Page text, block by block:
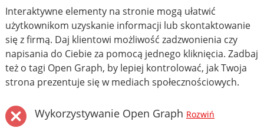
Interaktywne elementy na stronie mogą ułatwić
użytkownikom uzyskanie informacji lub skontaktowanie
się z firmą. Daj klientowi możliwość zadzwonienia czy
napisania do Ciebie za pomocą jednego kliknięcia. Zadbaj
też o tagi Open Graph, by lepiej kontrolować, jak Twoja
strona prezentuje się w mediach społecznościowych.
Wykorzystywanie Open Graph Rozwiń